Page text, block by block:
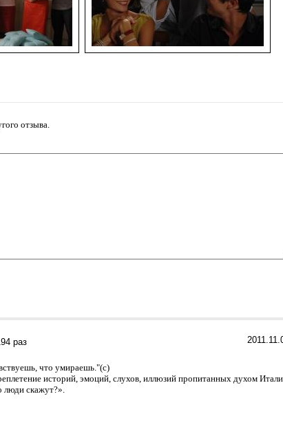
отзыва.
раз
что умираешь."(с)
историй, эмоций, слухов, иллюзий пропитанных духом
люди скажут?».